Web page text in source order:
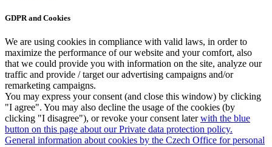
GDPR and Cookies
We are using cookies in compliance with valid laws, in order to
maximize the performance of our website and your comfort, also
that we could provide you with information on the site, analyze our
traffic and provide / target our advertising campaigns and/or
remarketing campaigns.
You may express your consent (and close this window) by clicking
"I agree". You may also decline the usage of the cookies (by
clicking "I disagree"), or revoke your consent laterwith the blue
button on this page about our Private data protection policy.
General information about cookies by the Czech Office for personal